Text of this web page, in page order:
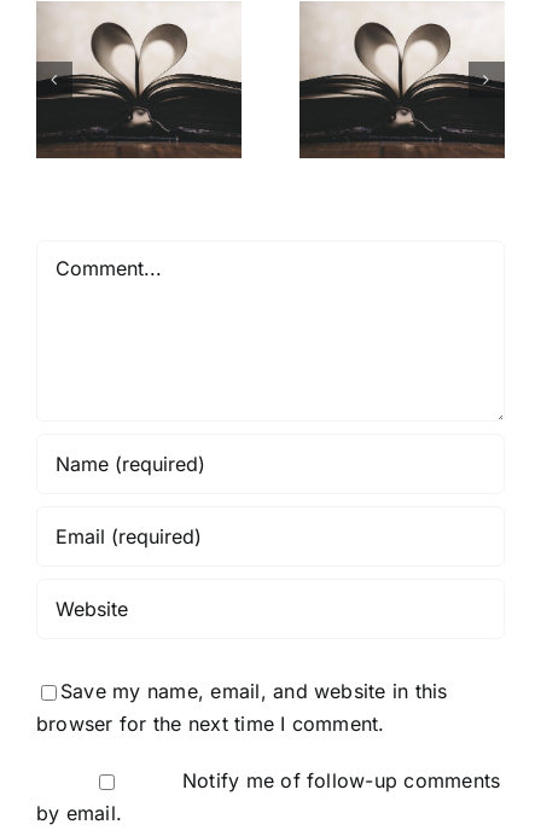
Save my name, email, and website in this
browser for the next time I comment.
Notify me of follow-up comments
by email.